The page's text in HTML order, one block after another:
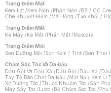
Trang Điểm Mặt
Kem Lót /Kem Nền /Phấn Nền /BB / CC
Che Khuyết Điểm /Má Hồng /Tạo Khối /
Trang Điểm Mắt
Kẻ Mày /Kẻ Mắt /Phấn Mắt /Mascara
Trang Điểm Môi
Son Dưỡng Môi /Son Kem / Tint /Son Thỏi /
Chăm Sóc Tóc Và Da Đầu
Dầu Gội Và Dầu Xả /Dầu Gội /Dầu Xả /
Tẩy Tế Bào Chết Da Đầu /Mặt Nạ / Kem Ủ
Xịt Dưỡng Tóc /Thuốc Nhuộm Tóc /Sản
Máy Sấy Tóc /Lược /Bộ Chăm Sóc Tóc /Phụ